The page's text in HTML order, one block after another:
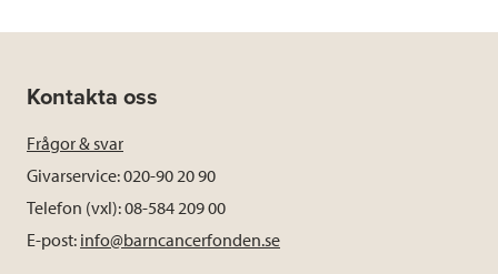
Kontakta oss
Frågor & svar
Givarservice: 020-90 20 90
Telefon (vxl): 08-584 209 00
E-post: info@barncancerfonden.se